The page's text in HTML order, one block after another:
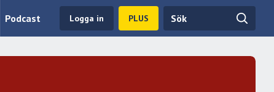
Podcast Logga in PLUS